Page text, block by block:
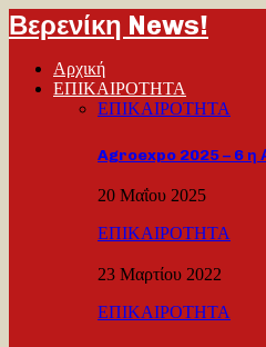
Βερενίκη News!
Αρχική
ΕΠΙΚΑΙΡΟΤΗΤΑ
ΕΠΙΚΑΙΡΟΤΗΤΑ
Agroexpo 2025 – 6 η
20 Μαΐου 2025
ΕΠΙΚΑΙΡΟΤΗΤΑ
23 Μαρτίου 2022
ΕΠΙΚΑΙΡΟΤΗΤΑ